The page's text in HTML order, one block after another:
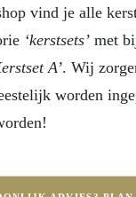
vind je alle
‘kerstsets’ met
A’. Wij
worden